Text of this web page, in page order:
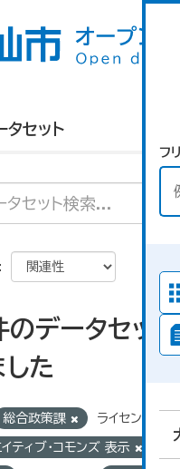
フ
タセット
のデータセッ
した
総合政策課 ライセンス:
イティブ・コモンズ 表示